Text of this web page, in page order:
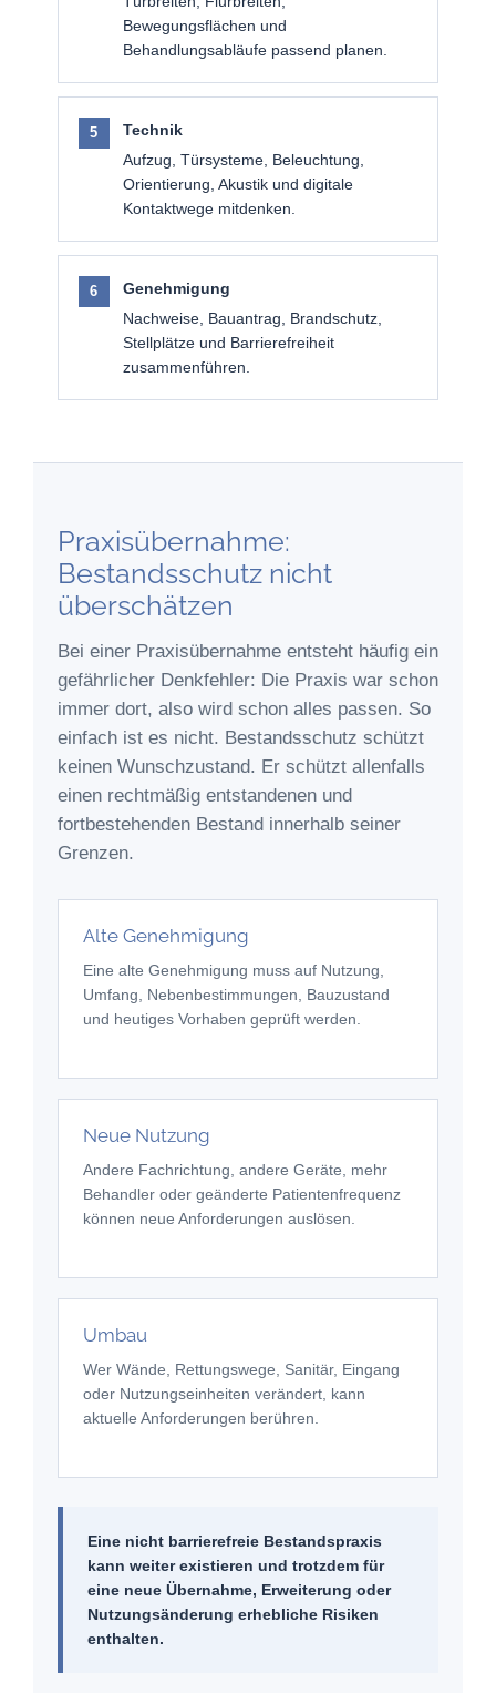
Bewegungsflächen und
Behandlungsabläufe passend planen.
Technik
Aufzug, Türsysteme, Beleuchtung,
Orientierung, Akustik und digitale
Kontaktwege mitdenken.
Genehmigung
Nachweise, Bauantrag, Brandschutz,
Stellplätze und Barrierefreiheit
zusammenführen.
Praxisübernahme:
Bestandsschutz nicht
überschätzen
Bei einer Praxisübernahme entsteht häufig ein
gefährlicher Denkfehler: Die Praxis war schon
immer dort, also wird schon alles passen. So
einfach ist es nicht. Bestandsschutz schützt
keinen Wunschzustand. Er schützt allenfalls
einen rechtmäßig entstandenen und
fortbestehenden Bestand innerhalb seiner
Grenzen.
Alte Genehmigung
Eine alte Genehmigung muss auf Nutzung,
Umfang, Nebenbestimmungen, Bauzustand
und heutiges Vorhaben geprüft werden.
Neue Nutzung
Andere Fachrichtung, andere Geräte, mehr
Behandler oder geänderte Patientenfrequenz
können neue Anforderungen auslösen.
Umbau
Wer Wände, Rettungswege, Sanitär, Eingang
oder Nutzungseinheiten verändert, kann
aktuelle Anforderungen berühren.
Eine nicht barrierefreie Bestandspraxis
kann weiter existieren und trotzdem für
eine neue Übernahme, Erweiterung oder
Nutzungsänderung erhebliche Risiken
enthalten.